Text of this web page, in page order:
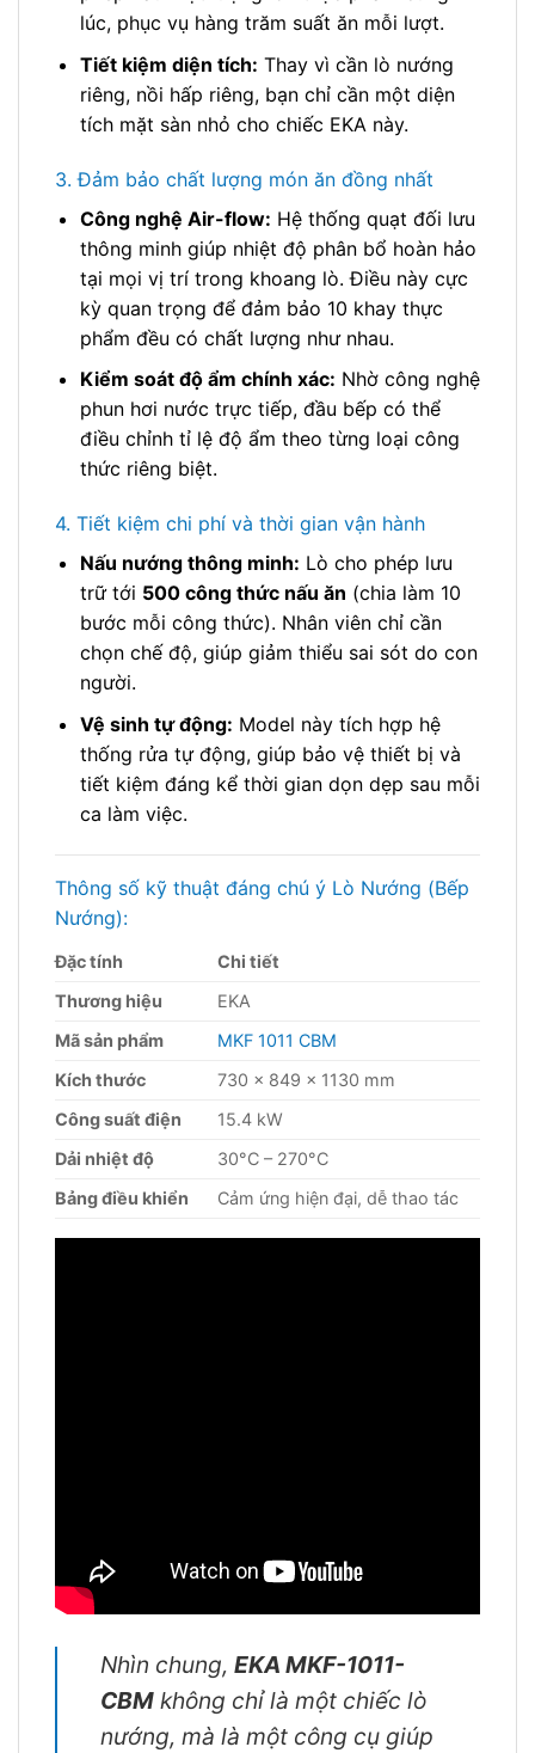
lúc, phục vụ hàng trăm suất ăn mỗi lượt.
Tiết kiệm diện tích: Thay vì cần lò nướng
riêng, nồi hấp riêng, bạn chỉ cần một diện
tích mặt sàn nhỏ cho chiếc EKA này.
3. Đảm bảo chất lượng món ăn đồng nhất
Công nghệ Air-flow: Hệ thống quạt đối lưu
thông minh giúp nhiệt độ phân bổ hoàn hảo
tại mọi vị trí trong khoang lò. Điều này cực
kỳ quan trọng để đảm bảo 10 khay thực
phẩm đều có chất lượng như nhau.
Kiểm soát độ ẩm chính xác: Nhờ công nghệ
phun hơi nước trực tiếp, đầu bếp có thể
điều chỉnh tỉ lệ độ ẩm theo từng loại công
thức riêng biệt.
4. Tiết kiệm chi phí và thời gian vận hành
Nấu nướng thông minh: Lò cho phép lưu
trữ tới 500 công thức nấu ăn (chia làm 10
bước mỗi công thức). Nhân viên chỉ cần
chọn chế độ, giúp giảm thiểu sai sót do con
người.
Vệ sinh tự động: Model này tích hợp hệ
thống rửa tự động, giúp bảo vệ thiết bị và
tiết kiệm đáng kể thời gian dọn dẹp sau mỗi
ca làm việc.
Thông số kỹ thuật đáng chú ý Lò Nướng (Bếp
Nướng):
Đặc tính
Chi tiết
Thương hiệu
EKA
Mã sản phẩm
MKF 1011 CBM
Kích thước
730 x 849 x 1130 mm
Công suất điện
15.4 kW
Dải nhiệt độ
30°C – 270°C
Bảng điều khiển
Cảm ứng hiện đại, dễ thao tác
Nhìn chung, EKA MKF-1011-
CBM không chỉ là một chiếc lò
nướng, mà là một công cụ giúp